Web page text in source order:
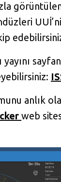
yayını
anlık
web